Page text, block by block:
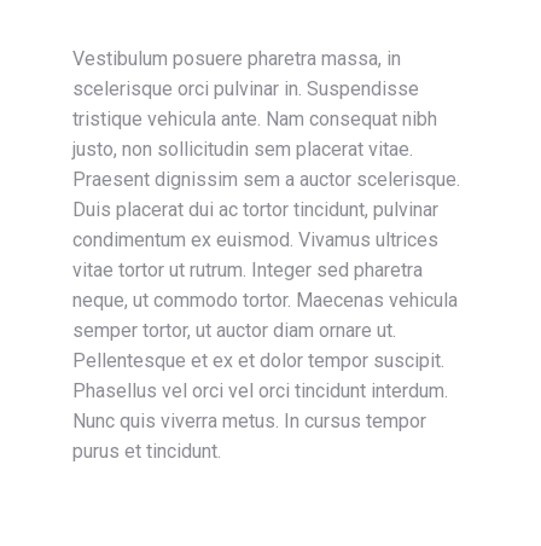
Vestibulum posuere pharetra massa, in
scelerisque orci pulvinar in. Suspendisse
tristique vehicula ante. Nam consequat nibh
justo, non sollicitudin sem placerat vitae.
Praesent dignissim sem a auctor scelerisque.
Duis placerat dui ac tortor tincidunt, pulvinar
condimentum ex euismod. Vivamus ultrices
vitae tortor ut rutrum. Integer sed pharetra
neque, ut commodo tortor. Maecenas vehicula
semper tortor, ut auctor diam ornare ut.
Pellentesque et ex et dolor tempor suscipit.
Phasellus vel orci vel orci tincidunt interdum.
Nunc quis viverra metus. In cursus tempor
purus et tincidunt.